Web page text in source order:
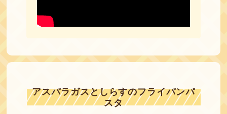
アスパラガスとしらすのフライパンパ
スタ